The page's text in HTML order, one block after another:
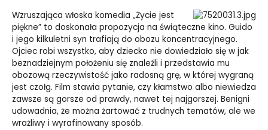
Wzruszająca włoska komedia „Życie jest
piękne” to doskonała propozycja na świąteczne kino. Guido
i jego kilkuletni syn trafiają do obozu koncentracyjnego.
Ojciec robi wszystko, aby dziecko nie dowiedziało się w jak
beznadziejnym położeniu się znaleźli i przedstawia mu
obozową rzeczywistość jako radosną grę, w której wygraną
jest czołg. Film stawia pytanie, czy kłamstwo albo niewiedza
zawsze są gorsze od prawdy, nawet tej najgorszej. Benigni
udowadnia, że można żartować z trudnych tematów, ale we
wrażliwy i wyrafinowany sposób.